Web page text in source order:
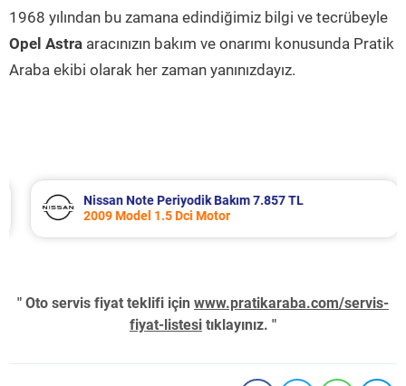
1968 yılından bu zamana edindiğimiz bilgi ve tecrübeyle
Opel Astra aracınızın bakım ve onarımı konusunda Pratik
Araba ekibi olarak her zaman yanınızdayız.
Nissan Note Periyodik Bakım 7.857 TL
2009 Model 1.5 Dci Motor
" Oto servis fiyat teklifi için www.pratikaraba.com/servis-
fiyat-listesi tıklayınız. "